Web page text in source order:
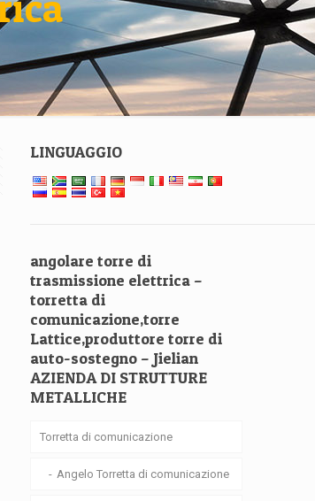
LINGUAGGIO
angolare torre di
trasmissione elettrica –
torretta di
comunicazione,torre
Lattice,produttore torre di
auto-sostegno – Jielian
AZIENDA DI STRUTTURE
METALLICHE
Torretta di comunicazione
Angelo Torretta di comunicazione